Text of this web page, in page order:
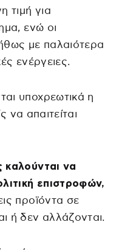
τιμή για
ενώ οι
με παλαιότερα
ενέργειες.
υποχρεωτικά η
να απαιτείται
καλούνται να
επιστροφών,
προϊόντα σε
ή δεν αλλάζονται.